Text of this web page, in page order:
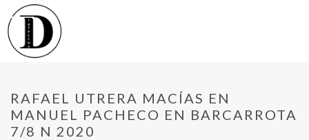
RAFAEL UTRERA MACÍAS EN
MANUEL PACHECO EN BARCARROTA
7/8 N 2020